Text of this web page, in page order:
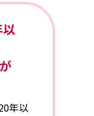
以
年以